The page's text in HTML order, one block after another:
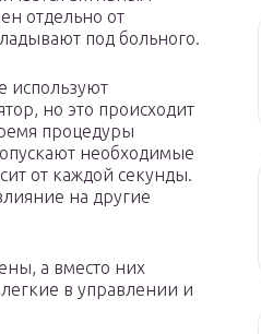
отдельно от
под больного.
используют
но это происходит
процедуры
необходимые
от каждой секунды.
на другие
а вместо них
в управлении и